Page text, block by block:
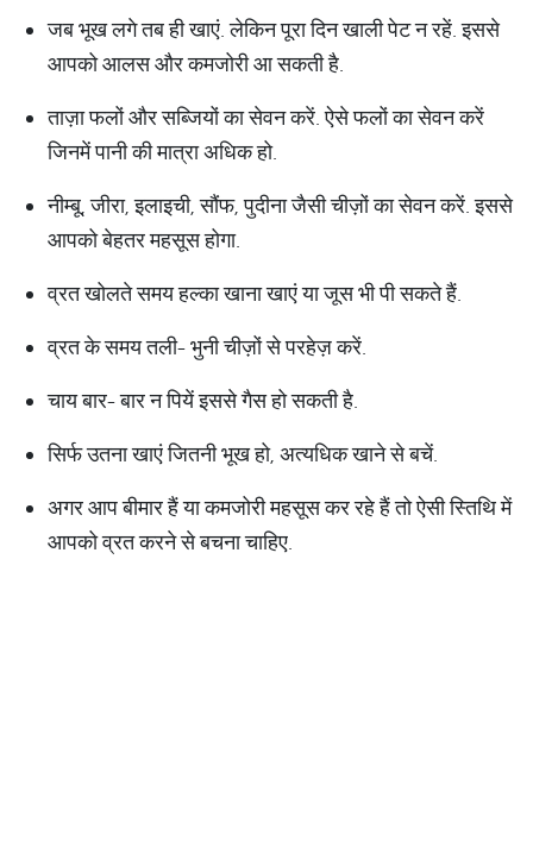
जब भूख लगे तब ही खाएं. लेकिन पूरा दिन खाली पेट न रहें. इससे
आपको आलस और कमजोरी आ सकती है.
ताज़ा फलों और सब्जियों का सेवन करें. ऐसे फलों का सेवन करें
जिनमें पानी की मात्रा अधिक हो.
नीम्बू, जीरा, इलाइची, सौंफ, पुदीना जैसी चीज़ों का सेवन करें. इससे
आपको बेहतर महसूस होगा.
व्रत खोलते समय हल्का खाना खाएं या जूस भी पी सकते हैं.
व्रत के समय तली- भुनी चीज़ों से परहेज़ करें.
चाय बार- बार न पियें इससे गैस हो सकती है.
सिर्फ उतना खाएं जितनी भूख हो, अत्यधिक खाने से बचें.
अगर आप बीमार हैं या कमजोरी महसूस कर रहे हैं तो ऐसी स्तिथि में
आपको व्रत करने से बचना चाहिए.